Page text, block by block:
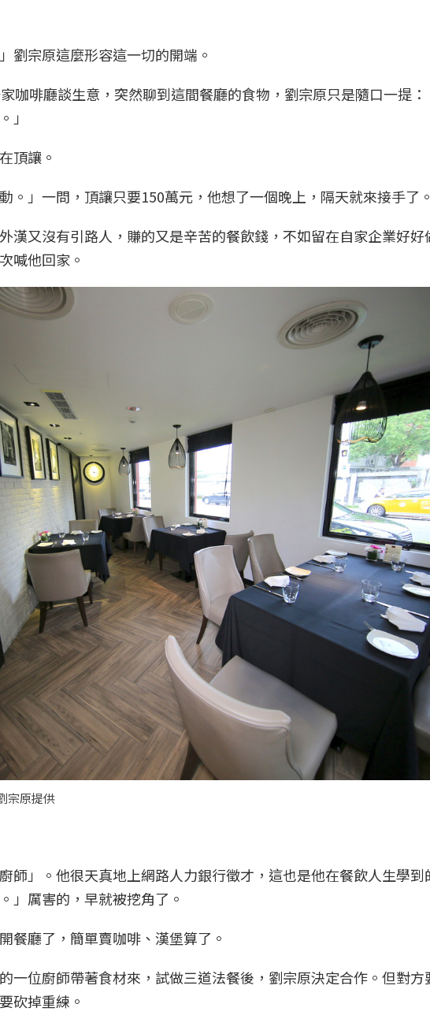
劉宗原這麼形容這一切的開端。
咖啡廳談生意，突然聊到這間餐廳的食物，劉宗原只是隨口一提
」
頂讓。
。」一問，頂讓只要150萬元，他想了一個晚上，隔天就來接手了。
漢又沒有引路人，賺的又是辛苦的餐飲錢，不如留在自家企業好好
喊他回家。
宗原提供
師」。他很天真地上網路人力銀行徵才，這也是他在餐飲人生學
」厲害的，早就被挖角了。
餐廳了，簡單賣咖啡、漢堡算了。
一位廚師帶著食材來，試做三道法餐後，劉宗原決定合作。但對
砍掉重練。